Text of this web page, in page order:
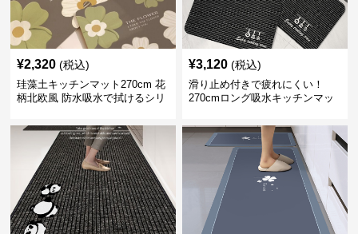
¥2,320 (税込)
珪藻土キッチンマット270cm 花
柄北欧風 防水吸水で拭けるシリ
¥3,120 (税込)
滑り止め付きで疲れにくい！
270cmロング吸水キッチンマッ